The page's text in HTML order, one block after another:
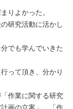
りよかった。
研究活動に活かし
でも学んでいきた
って頂き、分かり
作業に関する研究
画の立案」、「作